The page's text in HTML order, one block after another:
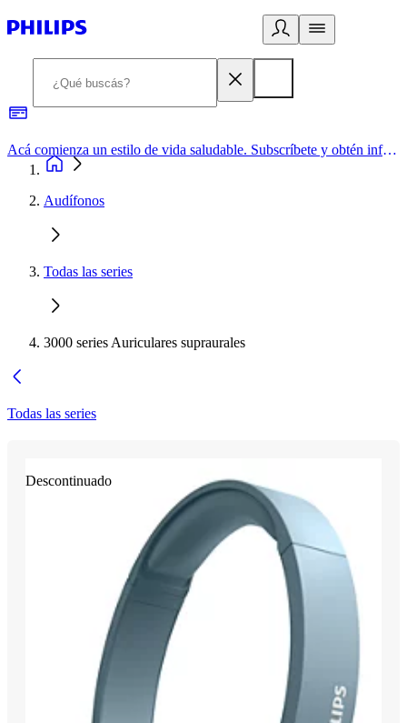
Acá comienza un estilo de vida saludable. Subscríbete y obtén información de primera mano
Audífonos
Todas las series
3000 series Auriculares supraurales
Todas las series
Descontinuado